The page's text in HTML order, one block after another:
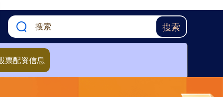
搜索
票配资信息